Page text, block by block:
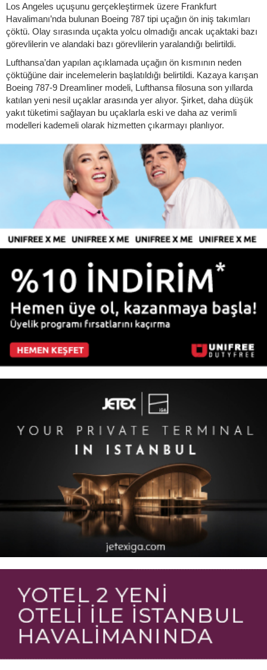
Los Angeles uçuşunu gerçekleştirmek üzere Frankfurt
Havalimanı’nda bulunan Boeing 787 tipi uçağın ön iniş takımları
çöktü. Olay sırasında uçakta yolcu olmadığı ancak uçaktaki bazı
görevlilerin ve alandaki bazı görevlilerin yaralandığı belirtildi.
Lufthansa’dan yapılan açıklamada uçağın ön kısmının neden
çöktüğüne dair incelemelerin başlatıldığı belirtildi. Kazaya karışan
Boeing 787-9 Dreamliner modeli, Lufthansa filosuna son yıllarda
katılan yeni nesil uçaklar arasında yer alıyor. Şirket, daha düşük
yakıt tüketimi sağlayan bu uçaklarla eski ve daha az verimli
modelleri kademeli olarak hizmetten çıkarmayı planlıyor.